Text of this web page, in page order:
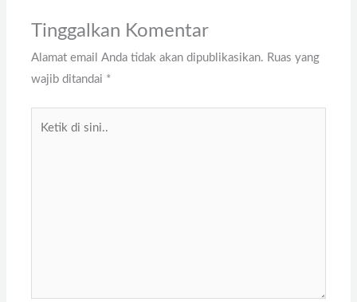
Tinggalkan Komentar
Alamat email Anda tidak akan dipublikasikan. Ruas yang
wajib ditandai *